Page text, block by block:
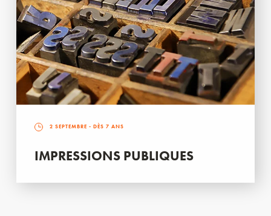
2 SEPTEMBRE - DÈS 7 ANS
IMPRESSIONS PUBLIQUES